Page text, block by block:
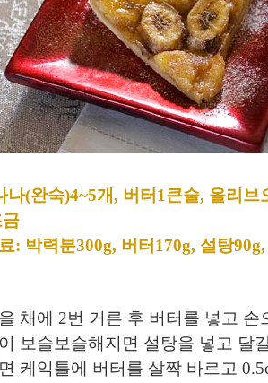
나(완숙)4~5개, 버터1큰술, 올리브
: 박력분300g, 버터170g, 설탕
채에 2번 거른 후 버터를 넣고 손
보슬보슬해지면 설탕을 넣고 달
케익틀에 버터를 살짝 바르고